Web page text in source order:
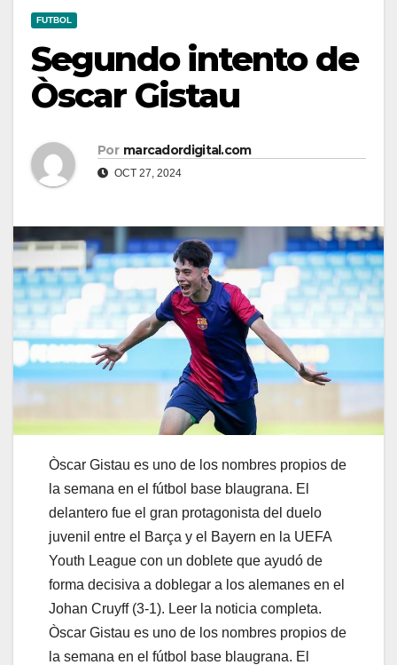
FUTBOL
Segundo intento de
Òscar Gistau
Por marcadordigital.com
OCT 27, 2024
Òscar Gistau es uno de los nombres propios de
la semana en el fútbol base blaugrana. El
delantero fue el gran protagonista del duelo
juvenil entre el Barça y el Bayern en la UEFA
Youth League con un doblete que ayudó de
forma decisiva a doblegar a los alemanes en el
Johan Cruyff (3-1). Leer la noticia completa.
Òscar Gistau es uno de los nombres propios de
la semana en el fútbol base blaugrana. El